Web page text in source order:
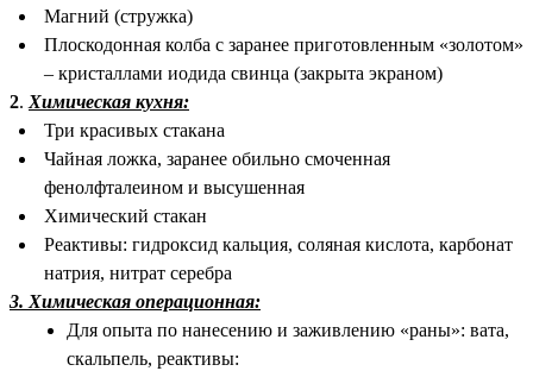
Магний (стружка)
Плоскодонная колба с заранее приготовленным «золотом»
– кристаллами иодида свинца (закрыта экраном)
2. Химическая кухня:
Три красивых стакана
Чайная ложка, заранее обильно смоченная
фенолфталеином и высушенная
Химический стакан
Реактивы: гидроксид кальция, соляная кислота, карбонат
натрия, нитрат серебра
3. Химическая операционная:
Для опыта по нанесению и заживлению «раны»: вата,
скальпель, реактивы: